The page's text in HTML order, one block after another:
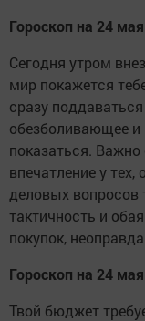
Гороскоп на 24
Сегодня утром
мир покажется
сразу
обезболивающее и
показаться. Важно
впечатление у
деловых вопросов
тактичность и
покупок,
Гороскоп на 24
Твой бюджет